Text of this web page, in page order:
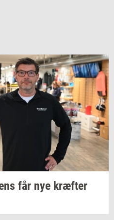
får nye kræf­ter